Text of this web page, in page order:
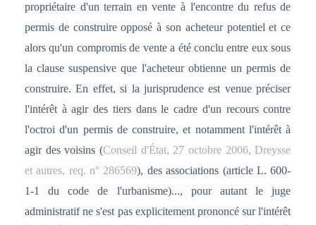
propriétaire d'un terrain en vente à l'encontre du refus de
permis de construire opposé à son acheteur potentiel et ce
alors qu'un compromis de vente a été conclu entre eux sous
la clause suspensive que l'acheteur obtienne un permis de
construire. En effet, si la jurisprudence est venue préciser
l'intérêt à agir des tiers dans le cadre d'un recours contre
l'octroi d'un permis de construire, et notamment l'intérêt à
agir des voisins (Conseil d'État, 27 octobre 2006, Dreysse
et autres, req. n° 286569), des associations (article L. 600-
1-1 du code de l'urbanisme)..., pour autant le juge
administratif ne s'est pas explicitement prononcé sur l'intérêt